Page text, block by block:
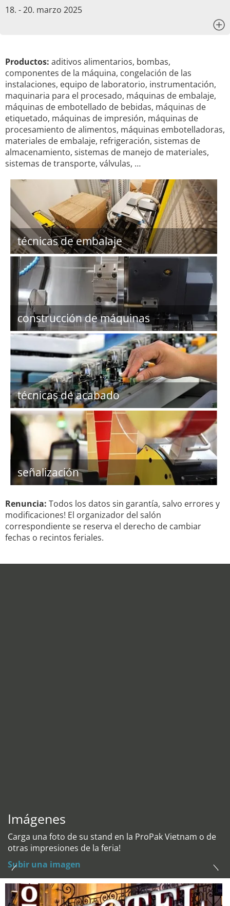
18. - 20. marzo 2025
Productos: aditivos alimentarios, bombas,
componentes de la máquina, congelación de las
instalaciones, equipo de laboratorio, instrumentación,
maquinaria para el procesado, máquinas de embalaje,
máquinas de embotellado de bebidas, máquinas de
etiquetado, máquinas de impresión, máquinas de
procesamiento de alimentos, máquinas embotelladoras,
materiales de embalaje, refrigeración, sistemas de
almacenamiento, sistemas de manejo de materiales,
sistemas de transporte, válvulas, …
técnicas de embalaje
construcción de máquinas
técnicas de acabado
señalización
Renuncia: Todos los datos sin garantía, salvo errores y
modificaciones! El organizador del salón
correspondiente se reserva el derecho de cambiar
fechas o recintos feriales.
Imágenes
Carga una foto de su stand en la ProPak Vietnam o de
otras impresiones de la feria!
Subir una imagen